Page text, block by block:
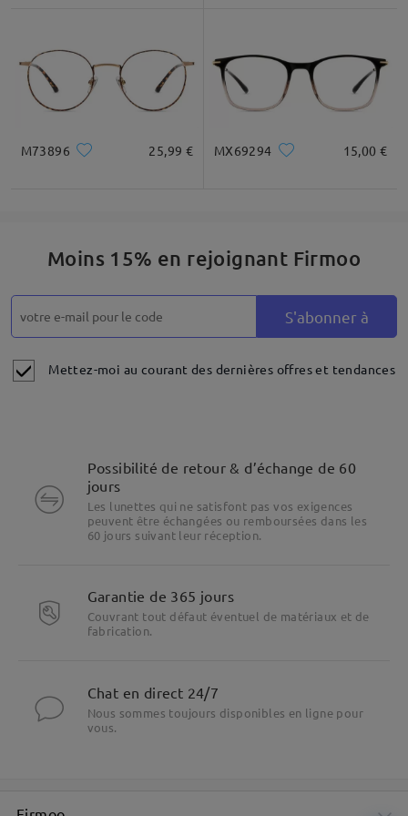
M73896 25,99 € MX69294 15,00 €
Moins 15% en rejoignant Firmoo
S'abonner à
Mettez-moi au courant des dernières offres et tendances
Possibilité de retour & d’échange de 60
jours
Les lunettes qui ne satisfont pas vos exigences
peuvent être échangées ou remboursées dans les
60 jours suivant leur réception.
Garantie de 365 jours
Couvrant tout défaut éventuel de matériaux et de
fabrication.
Chat en direct 24/7
Nous sommes toujours disponibles en ligne pour
vous.